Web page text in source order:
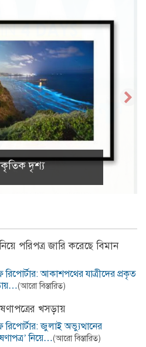
দৃশ্য
পরিপত্র জারি করেছে বিমান
রিপোর্টার: আকাশপথের যাত্রীদের প্রকৃত
(আরো বিস্তারিত)
খসড়ায়
রিপোর্টার: জুলাই অভ্যুত্থানের
নিয়ে…(আরো বিস্তারিত)